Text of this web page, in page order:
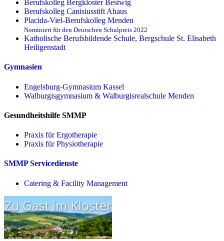
Berufskolleg Bergkloster Bestwig
Berufskolleg Canisiusstift Ahaus
Placida-Viel-Berufskolleg Menden
Nominiert für den Deutschen Schulpreis 2022
Katholische Berufsbildende Schule, Bergschule St. Elisabeth
Heiligenstadt
Gymnasien
Engelsburg-Gymnasium Kassel
Walburgisgymnasium & Walburgisrealschule Menden
Gesundheitshilfe SMMP
Praxis für Ergo­therapie
Praxis für Physio­therapie
SMMP Servicedienste
Catering & Facility Management